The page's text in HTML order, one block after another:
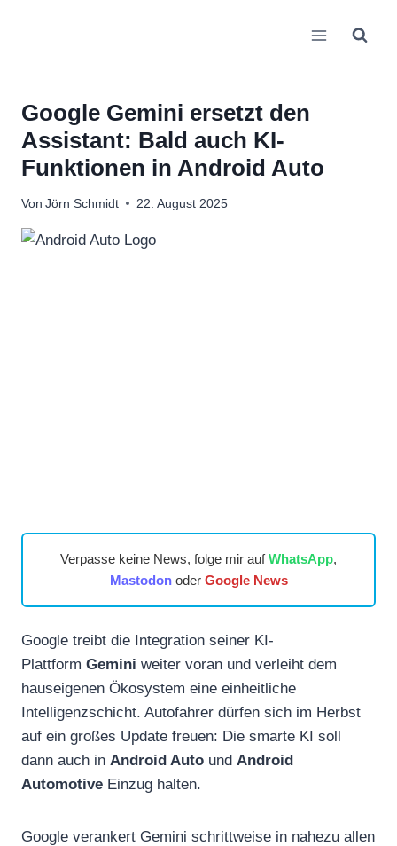
Google Gemini ersetzt den
Assistant: Bald auch KI-
Funktionen in Android Auto
Von Jörn Schmidt 22. August 2025
Verpasse keine News, folge mir aufWhatsApp,
Mastodonoder Google News
Google treibt die Integration seiner KI-
Plattform Gemini weiter voran und verleiht dem
hauseigenen Ökosystem eine einheitliche
Intelligenzschicht. Autofahrer dürfen sich im Herbst
auf ein großes Update freuen: Die smarte KI soll
dann auch in Android Auto und Android
Automotive Einzug halten.
Google verankert Gemini schrittweise in nahezu allen